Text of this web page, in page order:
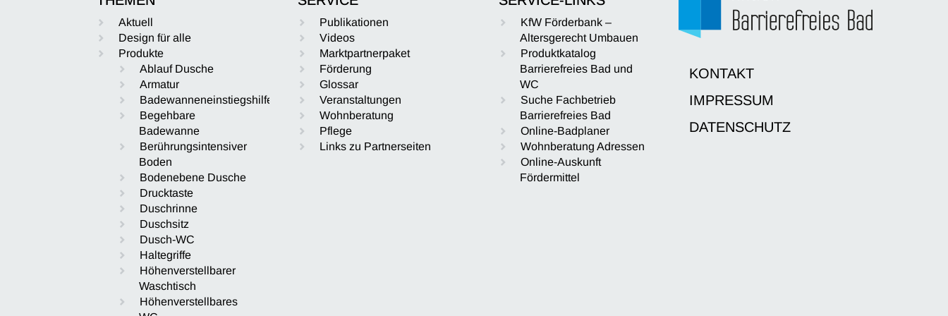
Aktuell
Design für alle
Produkte
Ablauf Dusche
Armatur
Badewanneneinstiegshilfe
Begehbare
Badewanne
Berührungsintensiver
Boden
Bodenebene Dusche
Drucktaste
Duschrinne
Duschsitz
Dusch-WC
Haltegriffe
Höhenverstellbarer
Waschtisch
Höhenverstellbares
Publikationen
Videos
Marktpartnerpaket
Förderung
Glossar
Veranstaltungen
Wohnberatung
Pflege
Links zu Partnerseiten
KfW Förderbank –
Altersgerecht Umbauen
Produktkatalog
Barrierefreies Bad und
WC
Suche Fachbetrieb
Barrierefreies Bad
Online-Badplaner
Wohnberatung Adressen
Online-Auskunft
Fördermittel
KONTAKT
IMPRESSUM
DATENSCHUTZ